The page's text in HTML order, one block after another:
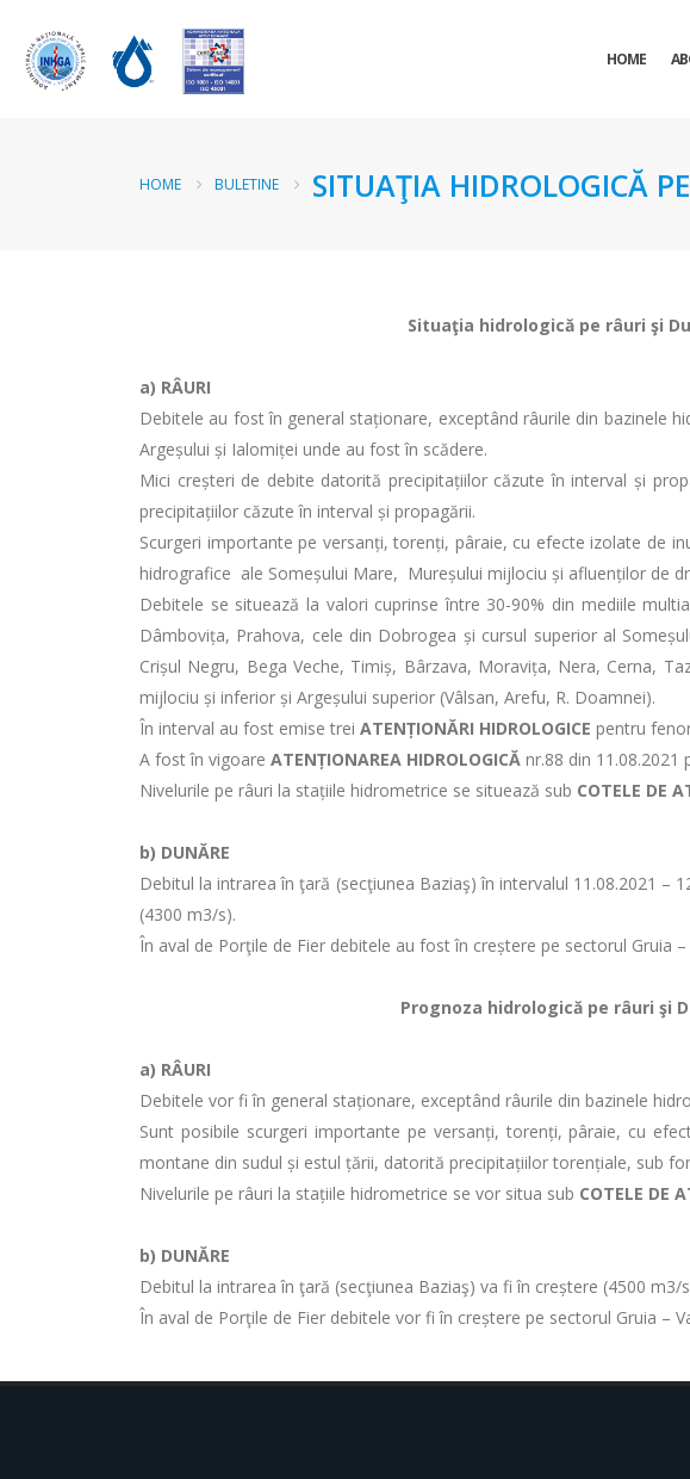
HOME
HOME BULETINE SITUAŢIA HIDROLOGICĂ
Situaţia hidrologică pe râuri şi
a) RÂURI
Debitele au fost în general staționare, exceptând râurile din bazinele
Argeșului și Ialomiței unde au fost în scădere.
Mici creșteri de debite datorită precipitațiilor căzute în interval și
precipitațiilor căzute în interval și propagării.
Scurgeri importante pe versanți, torenți, pâraie, cu efecte izolate de
hidrografice ale Someșului Mare, Mureșului mijlociu și afluenților de
Debitele se situează la valori cuprinse între 30-90% din mediile
Dâmbovița, Prahova, cele din Dobrogea și cursul superior al
Crișul Negru, Bega Veche, Timiș, Bârzava, Moravița, Nera, Cerna,
mijlociu și inferior și Argeșului superior (Vâlsan, Arefu, R. Doamnei).
În interval au fost emise trei ATENȚIONĂRI HIDROLOGICE pentru
A fost în vigoare ATENȚIONAREA HIDROLOGICĂ nr.88 din 11.08.2021
Nivelurile pe râuri la stațiile hidrometrice se situează sub COTELE DE
b) DUNĂRE
Debitul la intrarea în ţară (secţiunea Baziaş) în intervalul 11.08.2021
(4300 m3/s).
În aval de Porţile de Fier debitele au fost în creștere pe sectorul Gruia
Prognoza hidrologică pe râuri şi
a) RÂURI
Debitele vor fi în general staționare, exceptând râurile din bazinele
Sunt posibile scurgeri importante pe versanți, torenți, pâraie, cu
montane din sudul și estul țării, datorită precipitațiilor torențiale, sub
Nivelurile pe râuri la stațiile hidrometrice se vor situa sub COTELE DE
b) DUNĂRE
Debitul la intrarea în ţară (secţiunea Baziaş) va fi în creștere (4500 m3/
În aval de Porţile de Fier debitele vor fi în creștere pe sectorul Gruia –